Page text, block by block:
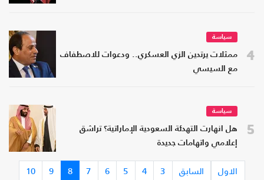
4
سياسة
ممثلات يرتدين الزي العسكري.. ودعوات للاصطفاف
مع السيسي
5
سياسة
هل انهارت التهدئة السعودية الإماراتية؟ تراشق
إعلامي واتهامات جديدة
الاول السابق 3
4
5
6
7
8
9
10